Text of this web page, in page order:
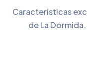
Caracteristicas
de La